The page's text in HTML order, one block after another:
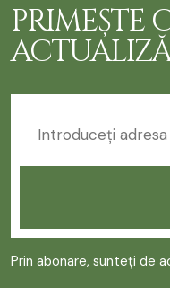
PRIMEȘTE
Prin abonare, sunteți de